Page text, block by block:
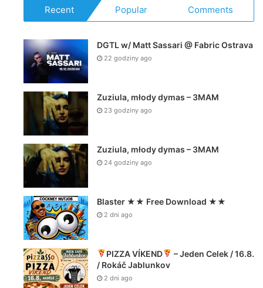
Recent Popular Comments
DGTL w/ Matt Sassari @ Fabric Ostrava
22 godziny ago
Zuziula, młody dymas – 3MAM
23 godziny ago
Zuziula, młody dymas – 3MAM
24 godziny ago
Blaster ★★ Free Download ★★
2 dni ago
PIZZA VÍKEND
– Jeden Celek / 16.8.
/ Rokáč Jablunkov
2 dni ago